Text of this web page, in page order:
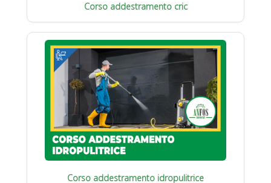
Corso addestramento cric
Corso addestramento idropulitrice